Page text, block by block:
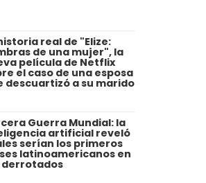
real de "Elize:
de una mujer", la
película de Netflix
el caso de una esposa
descuartizó a su marido
Guerra Mundial: la
artificial reveló
serían los primeros
latinoamericanos en
derrotados